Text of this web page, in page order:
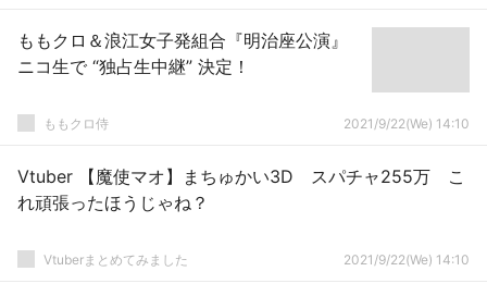
ももクロ＆浪江女子発組合『明治座公演』
ニコ生で “独占生中継” 決定！
ももクロ侍 2021/9/22(We) 14:10
Vtuber 【魔使マオ】まちゅかい3D スパチャ255万 こ
れ頑張ったほうじゃね？
Vtuberまとめてみました 2021/9/22(We) 14:10